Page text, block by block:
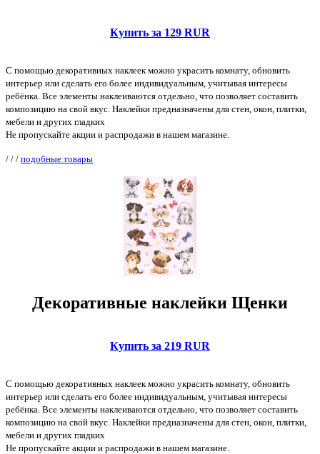
Купить за 129 RUR
С помощью декоративных наклеек можно украсить комнату, обновить
интерьер или сделать его более индивидуальным, учитывая интересы
ребёнка. Все элементы наклеиваются отдельно, что позволяет составить
композицию на свой вкус. Наклейки предназначены для стен, окон, плитки,
мебели и других гладких
Не пропускайте акции и распродажи в нашем магазине.
/ / / подобные товары
Декоративные наклейки Щенки
Купить за 219 RUR
С помощью декоративных наклеек можно украсить комнату, обновить
интерьер или сделать его более индивидуальным, учитывая интересы
ребёнка. Все элементы наклеиваются отдельно, что позволяет составить
композицию на свой вкус. Наклейки предназначены для стен, окон, плитки,
мебели и других гладких
Не пропускайте акции и распродажи в нашем магазине.